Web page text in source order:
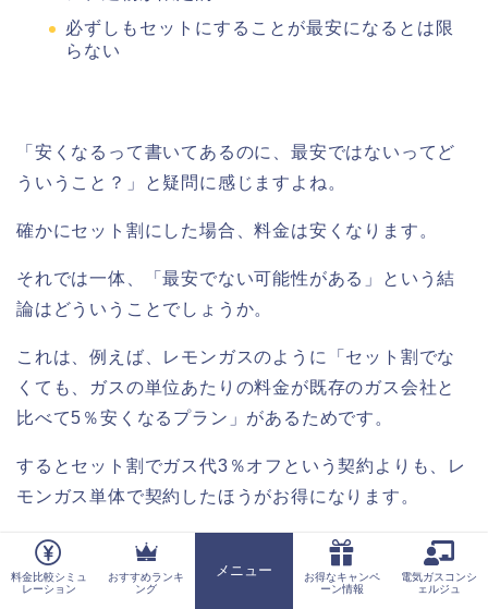
必ずしもセットにすることが最安になるとは限
らない
「安くなるって書いてあるのに、最安ではないってど
ういうこと？」と疑問に感じますよね。
確かにセット割にした場合、料金は安くなります。
それでは一体、「最安でない可能性がある」という結
論はどういうことでしょうか。
これは、例えば、レモンガスのように「セット割でな
くても、ガスの単位あたりの料金が既存のガス会社と
比べて5％安くなるプラン」があるためです。
するとセット割でガス代3％オフという契約よりも、レ
モンガス単体で契約したほうがお得になります。
ガスセット割のメリット
料金比較シミュ
レーション
おすすめランキ
ング
メニュー
お得なキャンペ
ーン情報
電気ガスコンシ
ェルジュ